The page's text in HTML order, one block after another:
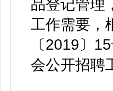
品登记管理
工作需要，
〔2019〕
会公开招聘